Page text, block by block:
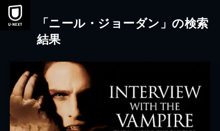
本文へスキップ
「ニール・ジョーダン」の検索
結果